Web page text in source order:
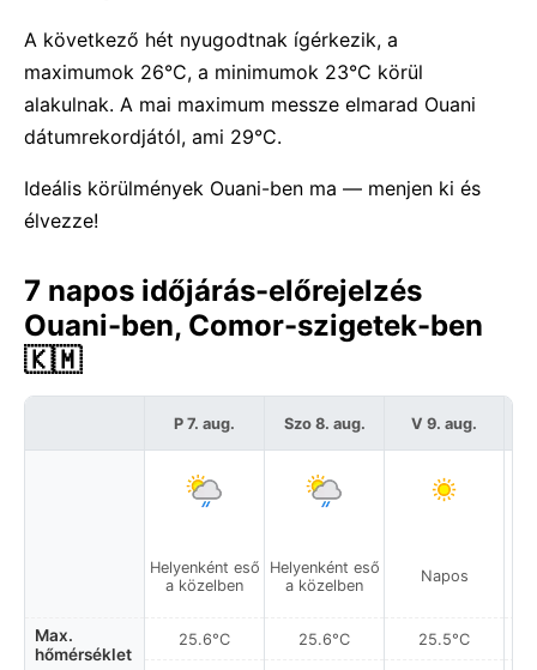
A következő hét nyugodtnak ígérkezik, a
maximumok 26°C, a minimumok 23°C körül
alakulnak. A mai maximum messze elmarad Ouani
dátumrekordjától, ami 29°C.
Ideális körülmények Ouani-ben ma — menjen ki és
élvezze!
7 napos időjárás-előrejelzés
Ouani-ben, Comor-szigetek-ben
🇰🇲
Max.
hőmérséklet
P 7. aug.
Helyenként eső
a közelben
25.6°C
Szo 8. aug.
Helyenként eső
a közelben
25.6°C
V 9. aug.
Napos
25.5°C